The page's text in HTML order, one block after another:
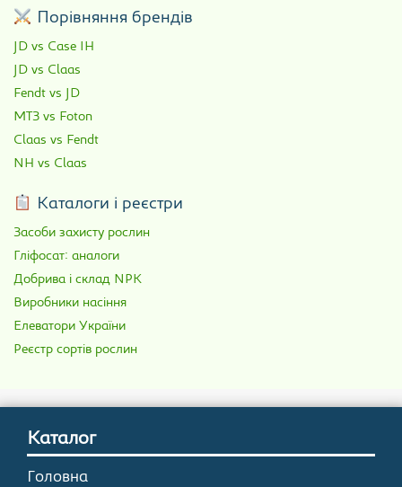
Порівняння брендів
JD vs Case IH
JD vs Claas
Fendt vs JD
МТЗ vs Foton
Claas vs Fendt
NH vs Claas
Каталоги і реєстри
Засоби захисту рослин
Гліфосат: аналоги
Добрива і склад NPK
Виробники насіння
Елеватори України
Реєстр сортів рослин
Каталог
Головна